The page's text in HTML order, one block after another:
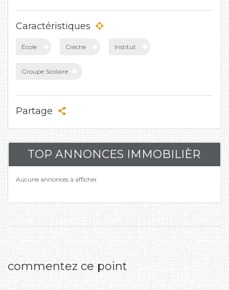
Caractéristiques
École Crèche Institut
Groupe Scolaire
Partage
TOP ANNONCES IMMOBILIÈR
Aucune annonces à afficher
commentez ce point